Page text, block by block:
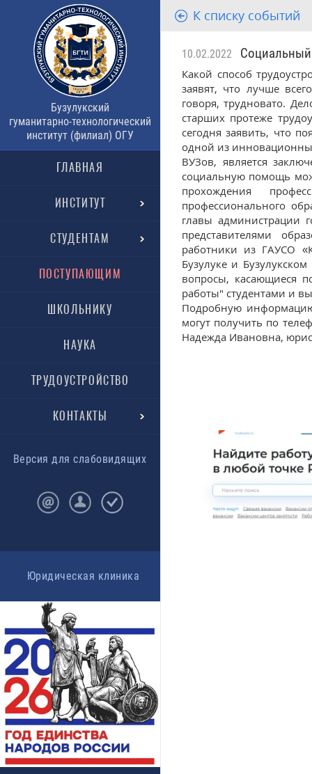
Бузулукский
гуманитарно-технологический
институт (филиал) ОГУ
ГЛАВНАЯ
ИНСТИТУТ
СТУДЕНТАМ
ПОСТУПАЮЩИМ
ШКОЛЬНИКУ
НАУКА
ТРУДОУСТРОЙСТВО
КОНТАКТЫ
Версия для слабовидящих
Юридическая клиника
К списку событий
10.02.2022 Социальный
Какой способ
заявят, что лучше
говоря, трудновато.
старших протеже
сегодня заявить, что
одной из
ВУЗов, является
социальную помощь
прохождения
профессионального
главы администрации
представителями
работники из ГАУСО
Бузулуке и
вопросы, касающиеся
работы" студентами и
Подробную
могут получить по
Надежда Ивановна,